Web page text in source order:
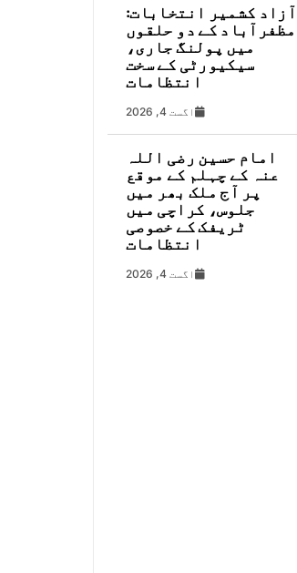
آزاد کشمیر انتخابات:
مظفرآباد کے دو حلقوں
میں پولنگ جاری،
سیکیورٹی کے سخت
انتظامات
اگست 4, 2026
امام حسین رضی اللہ
عنہ کے چہلم کے موقع
پر آج ملک بھر میں
جلوس، کراچی میں
ٹریفک کے خصوصی
انتظامات
اگست 4, 2026